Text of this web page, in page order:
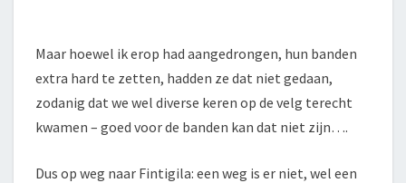
Maar hoewel ik erop had aangedrongen, hun banden
extra hard te zetten, hadden ze dat niet gedaan,
zodanig dat we wel diverse keren op de velg terecht
kwamen – goed voor de banden kan dat niet zijn….
Dus op weg naar Fintigila: een weg is er niet, wel een